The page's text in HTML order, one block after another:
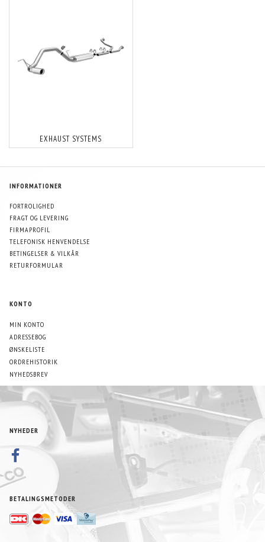
EXHAUST SYSTEMS
INFORMATIONER
FORTROLIGHED
FRAGT OG LEVERING
FIRMAPROFIL
TELEFONISK HENVENDELSE
BETINGELSER & VILKÅR
RETURFORMULAR
KONTO
MIN KONTO
ADRESSEBOG
ØNSKELISTE
ORDREHISTORIK
NYHEDSBREV
NYHEDER
BETALINGSMETODER